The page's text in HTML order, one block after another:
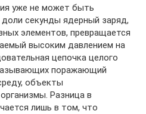
уже не может быть
секунды ядерный заряд,
элементов, превращается
высоким давлением на
цепочка целого
поражающий
объекты
Разница в
лишь в том, что